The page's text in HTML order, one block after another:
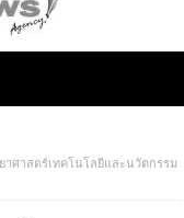
าศาสตร์เทคโนโลยีและนวัตกรรม